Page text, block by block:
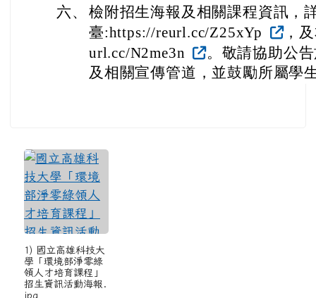
六、 檢附招生海報及相關課程資訊，
臺:https://reurl.cc/Z25xYp
，
url.cc/N2me3n
。敬請協助公
及相關宣傳管道，並鼓勵所屬學
1) 國立高雄科技大
學「環境部淨零綠
領人才培育課程」
招生資訊活動海報.
jpg